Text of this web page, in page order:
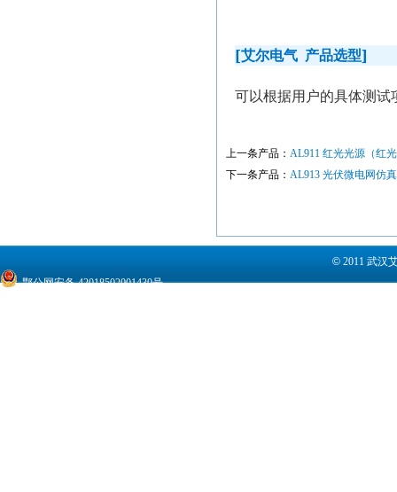
[艾尔电气 产品选型]
可以根据用户的具体测试
上一条产品： AL911 红光光源（红
下一条产品： AL913 光伏微电网仿
© 2011 武汉
鄂公网安备 42018502001430号